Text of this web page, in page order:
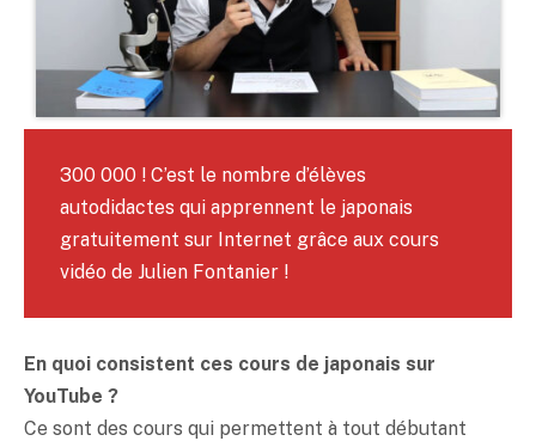
300 000 ! C’est le nombre d’élèves
autodidactes qui apprennent le japonais
gratuitement sur Internet grâce aux cours
vidéo de Julien Fontanier !
En quoi consistent ces cours de japonais sur
YouTube ?
Ce sont des cours qui permettent à tout débutant